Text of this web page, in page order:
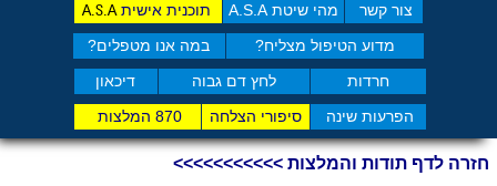
צור קשר מהי שיטת A.S.A תוכנית אישיתA.S.A
חרדות לחץ דם גבוה דיכאון
מדוע הטיפול מצליח? במה אנו מטפלים?
הפרעות שינה סיפורי הצלחה 870 המלצות
חזרה לדף תודות והמלצות >>>>>>>>>>>